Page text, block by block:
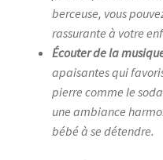
berceuse, vous
rassurante à votre
Écouter de la
apaisantes qui
pierre comme le
une ambiance
bébé à se détendre.